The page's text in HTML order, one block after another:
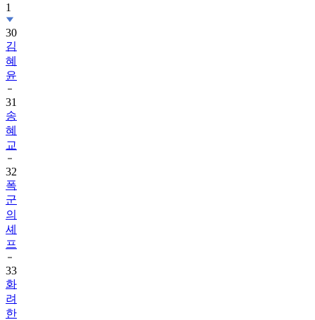
1
30
김
혜
윤
31
송
혜
교
32
폭
군
의
셰
프
33
화
려
한